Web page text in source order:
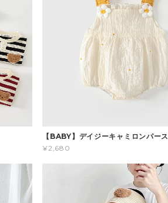
【BABY】デイジーキャミロンパース
¥2,680